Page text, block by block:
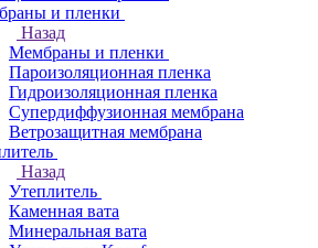
и пленки
Назад
Мембраны и пленки
Пароизоляционная пленка
Гидроизоляционная пленка
Супердиффузионная мембрана
Ветрозащитная мембрана
Назад
Утеплитель
Каменная вата
Минеральная вата